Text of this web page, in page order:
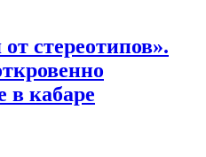
стереотипов».
в кабаре